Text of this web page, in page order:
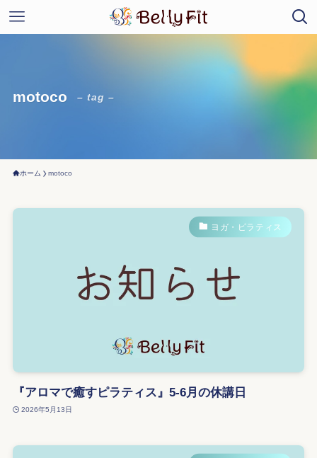
motoco – tag –
ホーム motoco
ヨガ・ピラティス
『アロマで癒すピラティス』5-6月の休講日
2026年5月13日